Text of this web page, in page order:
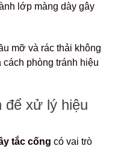
lớp màng dày gây
mỡ và rác thải không
phòng tránh hiệu
để xử lý hiệu
tắc cống có vai trò